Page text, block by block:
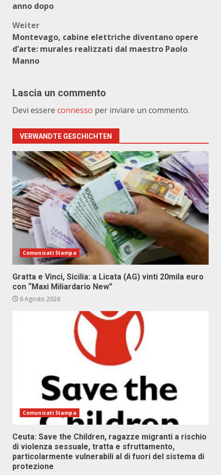
anno dopo
Weiter
Montevago, cabine elettriche diventano opere
d’arte: murales realizzati dal maestro Paolo
Manno
Lascia un commento
Devi essere connesso per inviare un commento.
VERWANDTE GESCHICHTEN
Comunicati Stampa
Gratta e Vinci, Sicilia: a Licata (AG) vinti 20mila euro
con “Maxi Miliardario New”
6 Agosto 2026
Comunicati Stampa
Ceuta: Save the Children, ragazze migranti a rischio
di violenza sessuale, tratta e sfruttamento,
particolarmente vulnerabili al di fuori del sistema di
protezione